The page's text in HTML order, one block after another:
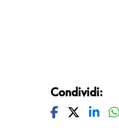
Condividi:
Facebook
TwitterLinkedin